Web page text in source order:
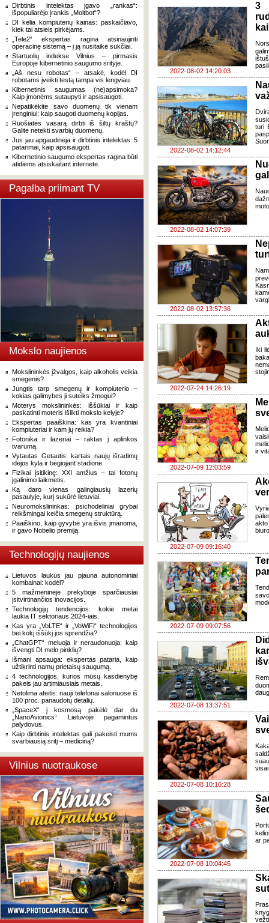
Dirbtinis intelektas įgavo „rankas“:
išpopuliarėjo įrankis „Moltbot“?
DI kelia kompiuterių kainas: paskaičiavo,
kiek tai atsieis pirkėjams.
„Tele2“ ekspertas ragina atsinaujinti
operacinę sistemą – į ją nusitaikė sukčiai.
Startuolių indekse Vilnius – pirmasis
Europoje kibernetinio saugumo srityje.
„Aš nesu robotas“ – atsakė, kodėl DI
robotams įveikti testą tampa vis lengviau.
Kibernetinis saugumas (ne)apsimoka?
Kaip įmonėms sutaupyti ir apsisaugoti.
Nepatikėkite savo duomenų tik vienam
įrenginiui: kaip saugoti duomenų kopijas.
Ruošiatės vasarą dirbti iš šiltų kraštų?
Galite netekti svarbių duomenų.
Jus jau apgaudinėja ir dirbtinis intelektas: 5
patarimai, kaip apsisaugoti.
Kibernetinio saugumo ekspertas ragina būti
atidiems atsiskaitant internete.
Pagalba priimant TV
Mokslo naujienos
Mokslininkės įžvalgos, kaip alkoholis veikia
smegenis?
Jungtis tarp smegenų ir kompiuterio –
kokias galimybes ji suteiks žmogui?
Moterys mokslininkės: iššūkiai ir kaip
paskatinti moteris išlikti mokslo kelyje?
Ekspertas paaiškina: kas yra kvantiniai
kompiuteriai ir kam jų reikia?
Fotonika ir lazeriai – raktas į aplinkos
tvarumą.
Vytautas Getautis: kartais naujų išradimų
idėjos kyla ir bėgiojant stadione.
Fizikai įsitikinę: XXI amžius – tai fotonų
įgalinimo laikmetis.
Ką daro vienas galingiausių lazerių
pasaulyje, kurį sukūrė lietuviai.
Neuromokslininkas: psichodeliniai grybai
reikšmingai keičia smegenų struktūrą.
Paaiškino, kaip gyvybė yra išvis įmanoma,
ir gavo Nobelio premiją.
Technologijų naujienos
Lietuvos laukus jau pjauna autonominiai
kombainai: kodėl?
5 mažmeninėje prekyboje sparčiausiai
įsitvirtinančios inovacijos.
Technologijų tendencijos: kokie metai
laukia IT sektoriaus 2024-iais.
Kas yra „VoLTE“ ir „VoWiFi“ technologijos
bei kokį iššūkį jos sprendžia?
„ChatGPT“ meluoja ir neraudonuoja: kaip
išvengti DI melo pinklių?
Išmani apsauga: ekspertas pataria, kaip
užtikrinti namų prietaisų saugumą.
4 technologijos, kurios mūsų kasdienybę
pakeis jau artimiausiais metais.
Netolima ateitis: nauji telefonai salonuose iš
100 proc. panaudotų detalių.
„SpaceX“ į kosmosą pakėlė dar du
„NanoAvionics“ Lietuvoje pagamintus
palydovus.
Kaip dirbtinis intelektas gali pakeisti mums
svarbiausią sritį – mediciną?
Vilnius nuotraukose
2022-08-02 14:20:03
3
2022-08-02 14:12:44
turi
2022-08-02 14:07:39
2022-08-02 13:57:36
2022-07-24 14:26:19
Iki
2022-07-09 12:03:59
ir
2022-07-09 09:16:40
akto
2022-07-09 09:07:56
2022-07-08 13:37:51
2022-07-08 10:16:28
2022-07-08 10:04:45
ar